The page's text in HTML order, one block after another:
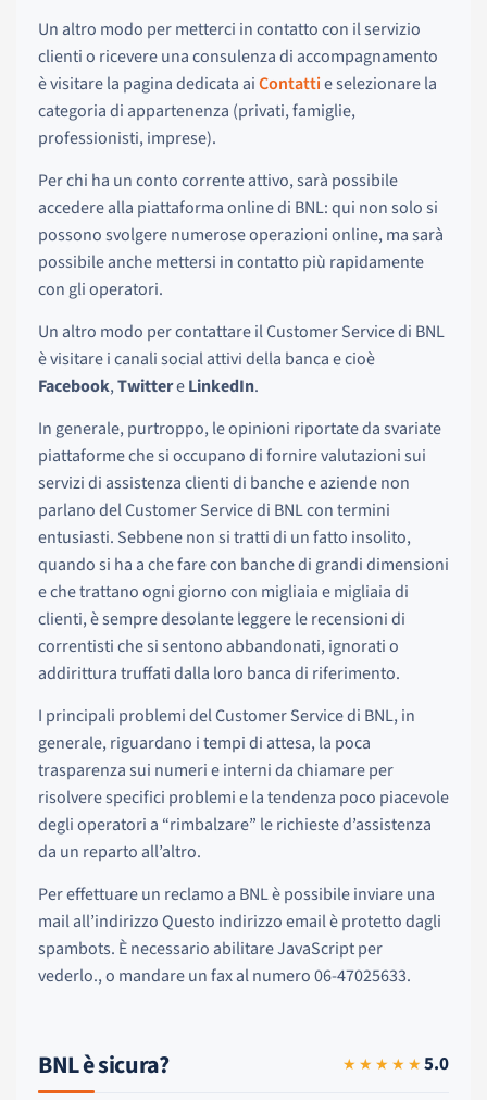
Un altro modo per metterci in contatto con il servizio
clienti o ricevere una consulenza di accompagnamento
è visitare la pagina dedicata aiContattie selezionare la
categoria di appartenenza (privati, famiglie,
professionisti, imprese).
Per chi ha un conto corrente attivo, sarà possibile
accedere alla piattaforma online di BNL: qui non solo si
possono svolgere numerose operazioni online, ma sarà
possibile anche mettersi in contatto più rapidamente
con gli operatori.
Un altro modo per contattare il Customer Service di BNL
è visitare i canali social attivi della banca e cioè
Facebook,TwittereLinkedIn.
In generale, purtroppo, le opinioni riportate da svariate
piattaforme che si occupano di fornire valutazioni sui
servizi di assistenza clienti di banche e aziende non
parlano del Customer Service di BNL con termini
entusiasti. Sebbene non si tratti di un fatto insolito,
quando si ha a che fare con banche di grandi dimensioni
e che trattano ogni giorno con migliaia e migliaia di
clienti, è sempre desolante leggere le recensioni di
correntisti che si sentono abbandonati, ignorati o
addirittura truffati dalla loro banca di riferimento.
I principali problemi del Customer Service di BNL, in
generale, riguardano i tempi di attesa, la poca
trasparenza sui numeri e interni da chiamare per
risolvere specifici problemi e la tendenza poco piacevole
degli operatori a “rimbalzare” le richieste d’assistenza
da un reparto all’altro.
Per effettuare un reclamo a BNL è possibile inviare una
mail all’indirizzoQuesto indirizzo email è protetto dagli
spambots. È necessario abilitare JavaScript per
vederlo., o mandare un fax al numero 06-47025633.
BNL è sicura? ★★★★★5.0